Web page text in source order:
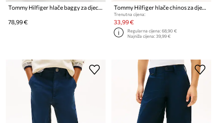
Tommy Hilfiger hlače baggy za djecu BAGGY
78,99 €
Tommy Hilfiger hlače chinos za djecu od pamuka s elastanom
Trenutna cijena:
33,99 €
Regularna cijena:68,90 €
Najniža cijena:39,99 €